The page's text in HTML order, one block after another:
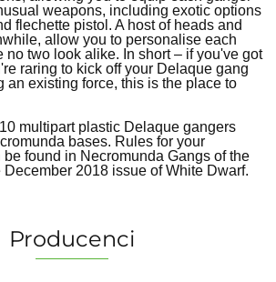
weapons, including exotic options
flechette pistol. A host of heads and
allow you to personalise each
no two look alike. In short – if you've got
raring to kick off your Delaque gang
an existing force, this is the place to
multipart plastic Delaque gangers
bases. Rules for your
found in Necromunda Gangs of the
2018 issue of White Dwarf.
Producenci